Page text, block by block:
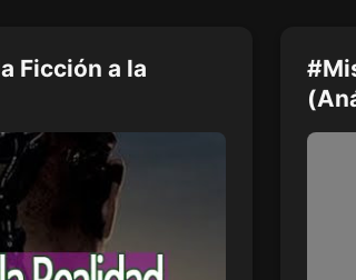
Ficción a la